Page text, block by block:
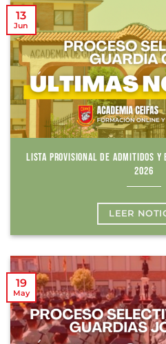
LISTA PROVISIONAL DE ADMITIDOS Y
2026
LEER
13
Jun
19
May